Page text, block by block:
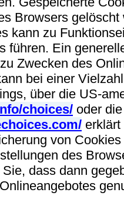
Browsers gelöscht
kann zu
führen. Ein
Zwecken des
bei einer
über die US-
choices/ oder
von
des
dass dann